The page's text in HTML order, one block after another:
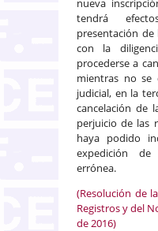
tendrá
presentación
con la
procederse a
mientras no se
judicial, en la
cancelación de
perjuicio de las
haya podido
expedición
errónea.
(Resolución de
Registros y del
de 2016)